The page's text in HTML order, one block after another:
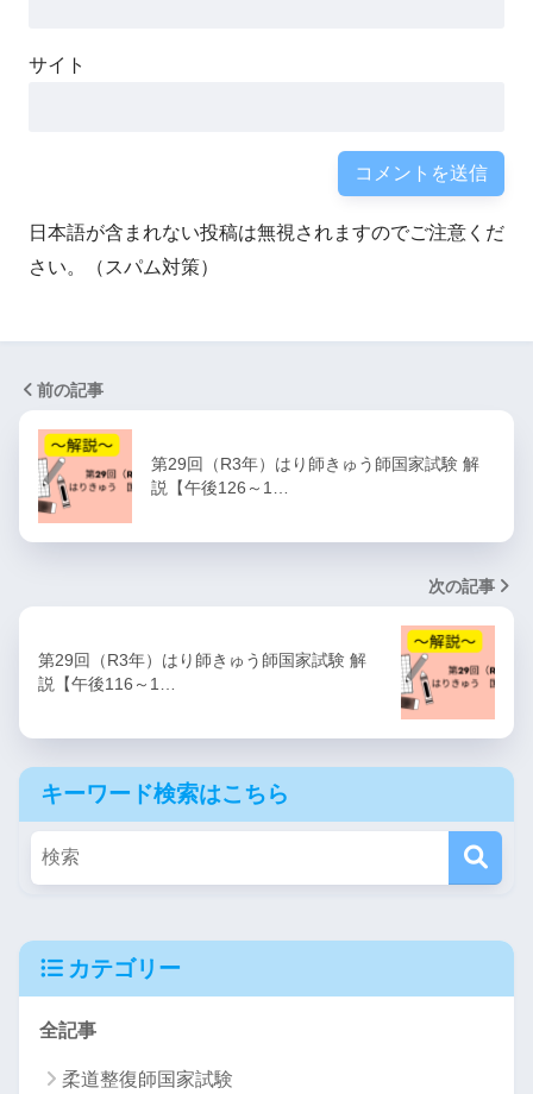
サイト
日本語が含まれない投稿は無視されますのでご注意くだ
さい。（スパム対策）
前の記事
第29回（R3年）はり師きゅう師国家試験 解
説【午後126～1…
次の記事
第29回（R3年）はり師きゅう師国家試験 解
説【午後116～1…
キーワード検索はこちら
カテゴリー
全記事
柔道整復師国家試験